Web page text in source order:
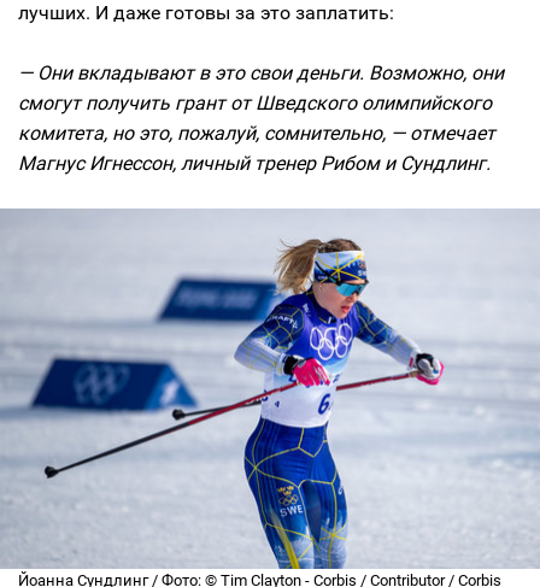
лучших. И даже готовы за это заплатить:
— Они вкладывают в это свои деньги. Возможно, они
смогут получить грант от Шведского олимпийского
комитета, но это, пожалуй, сомнительно, — отмечает
Магнус Игнессон, личный тренер Рибом и Сундлинг.
Йоанна Сундлинг / Фото: © Tim Clayton - Corbis / Contributor / Corbis